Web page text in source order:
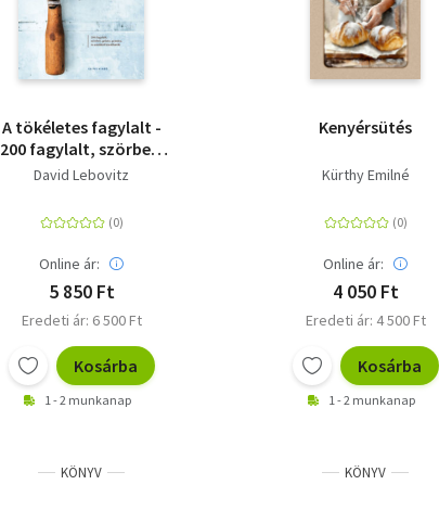
A tökéletes fagylalt -
200 fagylalt, szörbet,
gelato, granita, és
David Lebovitz
Online ár:
5 850 Ft
Eredeti ár: 6 500 Ft
Kosárba
1 - 2 munkanap
Kenyérsütés
Kürthy Emilné
Online ár:
4 050 Ft
Eredeti ár: 4 500 Ft
Kosárba
1 - 2 munkanap
KÖNYV KÖNYV